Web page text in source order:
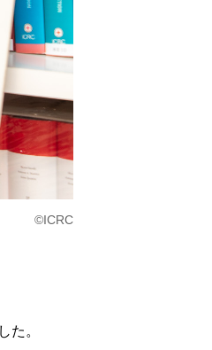
©ICRC
た。